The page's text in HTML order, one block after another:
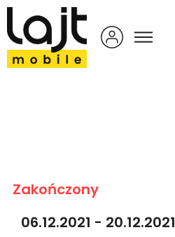
Zakończony
06.12.2021 - 20.12.2021